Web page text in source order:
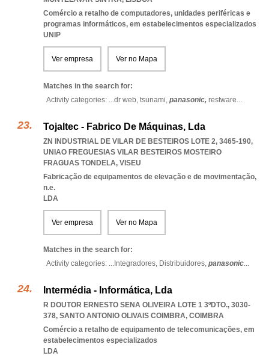
Comércio a retalho de computadores, unidades periféricas e
programas informáticos, em estabelecimentos especializados
UNIP
Ver empresa Ver no Mapa
Matches in the search for:
Activity categories: ...dr web, tsunami, panasonic, restware...
Tojaltec - Fabrico De Máquinas, Lda
ZN INDUSTRIAL DE VILAR DE BESTEIROS LOTE 2, 3465-190,
UNIAO FREGUESIAS VILAR BESTEIROS MOSTEIRO
FRAGUAS TONDELA, VISEU
Fabricação de equipamentos de elevação e de movimentação,
n.e.
LDA
Ver empresa Ver no Mapa
Matches in the search for:
Activity categories: ... Integradores, Distribuidores, panasonic...
Intermédia - Informática, Lda
R DOUTOR ERNESTO SENA OLIVEIRA LOTE 1 3ºDTO., 3030-
378, SANTO ANTONIO OLIVAIS COIMBRA, COIMBRA
Comércio a retalho de equipamento de telecomunicações, em
estabelecimentos especializados
LDA